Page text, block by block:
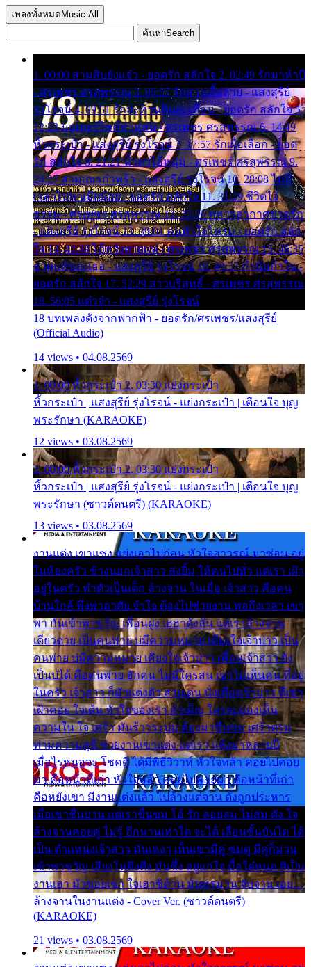
เพลงทั้งหมด Music All
ค้นหาSearch
1. 00:00 สามสิบยังแจ๋ว - ยอดรัก สลักใจ 2. 02:49 รักมาห้าปี
- ศรเพชร ศรสุพรรณ 3. 05:57 รักสาวเสื้อลาย - แสงสุรีย์
รุ่งโรจน์ 4. 09:51 รักสะท้านดินสะเทือน - ยอดรัก สลักใจ 5.
12:23 มอเตอร์ไซค์ทำหล่น - ศรเพชร ศรสุพรรณ 6. 14:49
หิ้วกระเป๋า - แสงสุรีย์ รุ่งโรจน์ 7. 17:57 รักเผื่อเลือก - ยอด
รัก สลักใจ 8. 21:21 น้ำตาไอ้หนุ่ม - ศรเพชร ศรสุพรรณ 9.
24:27 สามเณรกำพร้า - แสงสุรีย์ รุ่งโรจน์ 10. 28:08 ไม่มี
เวลาไปหาเมียน้อย - ยอดรัก สลักใจ 11. 31:29 ชีวิตไอ้
ธรรม - ศรเพชร ศรสุพรรณ 12. 35:26 ทหารอากาศขาดรัก
- แสงสุรีย์ รุ่งโรจน์ 13. 39:01 คนหัวใจโทรม - ยอดรัก สลัก
ใจ 14. 42:49 ไอ้หวังตายแน่ - ศรเพชร ศรสุพรรณ 15. 46:35
ธาตุแท้ของเธอ - แสงสุรีย์ รุ่งโรจน์ 16. 49:57 กำนันกำใน -
ยอดรัก สลักใจ 17. 52:29 สาวบริสุทธิ์ - ศรเพชร ศรสุพรรณ
18. 56:05 แต๋วจ๋า - แสงสุรีย์ รุ่งโรจน์
18 บทเพลงดังจากฟากฟ้า - ยอดรัก/ศรเพชร/แสงสุรีย์
(Official Audio)
14 views • 04.08.2569
1. 00:00 หิ้วกระเป๋า 2. 03:30 แย่งกระเป๋า
หิ้วกระเป๋า | แสงสุรีย์ รุ่งโรจน์ - แย่งกระเป๋า | เตือนใจ บุญ
พระรักษา (KARAOKE)
12 views • 03.08.2569
1. 00:00 หิ้วกระเป๋า 2. 03:30 แย่งกระเป๋า
หิ้วกระเป๋า | แสงสุรีย์ รุ่งโรจน์ - แย่งกระเป๋า | เตือนใจ บุญ
พระรักษา (ซาวด์ดนตรี) (KARAOKE)
13 views • 03.08.2569
งานแต่ง เขาแซง แย่งเอาไปก่อน หัวใจอาวรณ์ มาซ่อน อยู่
ในห้องครัว ข้างนอกเจ้าสาว ส่งยิ้ม ให้คนไปทั่ว แต่เรา เฝ้า
อยู่ในครัว ทำตัวเป็นเด็ก ล้างจาน ในเมื่อ เจ้าสาว คือคน
บ้านใกล้ พึ่งพาอาศัย จำใจ ต้องไปช่วยงาน พอถึงเวลา เขา
พา กันเข้าพาขวัญ เพื่อนฝูง เฮฮาดังลั่น แต่เราล้างจาน
เดียวดาย เป็นคนพ่าย บ่มีความหมาย เคียงใจเจ้าบ่าว เป็น
คนพ่าย บ่มีความหมาย เคียงใจเจ้าบ่าว เพื่อนเจ้าสาว ยัง
เป็นบ่ได้ คือคนพ่าย ฮักคน ไม่มีใครสน เขาไม่เห็นคน ที่อยู่
ในครัว เจ้าสาว ก็มัวแต่งตัว สวยเด่น นั่งเคียงเจ้าบ่าว ที่เขา
เฝ้าคอย ใจเต้น หัวใจของเรา ลำเค็ญ ใครจะมองเห็น
ความใน ใจ เศร้า มันร้าวระบม ต้องมาขื่นขม เศร้าตรม
ท่ามความสุขี ช่วยงานเขาแต่ง แต่เรา แล้งมาหลายปี
เมื่อไรหนอจะ โชคดี ได้มีพิธีวิวาห์ หัวใจหล้า คอยไปคอย
มา คือหน้าที่เก่า หัวใจหล้า คอยไปคอยมา คือหน้าที่เก่า
คือหยังเขา มีงานแต่งแล้ว ไปล้างแต่จาน ดั่งถูกประหาร
เมื่อเขาชื่นบาน แต่เราขื่นขม โอ้ รัก ลอยลม ไม่สม ดัง ใจ
ล้างจานคอยคู่ ไม่รู้ อีกนานเท่าใด จะได้ เลื่อนขั้นบันได ได้
เป็น ตำแหน่งเจ้าสาว มันเหงา เห็นเขามีคู่ ซมดู มีคู่ก็ม่วน
เข้าพาขวัญ เสียงโห่ตึงตึง มันซึ้ง อยู่แก่ใจ มื้อใด๋หนอ สิเป็น
งานเฮา มัวซอยเขา ใจเฮาซิด้าน มันทรมาน จับจาน เอย…
ล้างจานในงานแต่ง - Cover Ver. (ซาวด์ดนตรี)
(KARAOKE)
21 views • 03.08.2569